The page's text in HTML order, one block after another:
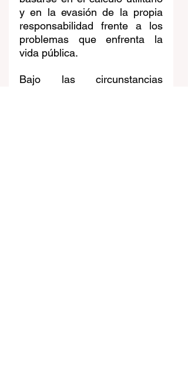
y en la evasión de la propia
responsabilidad frente a los
problemas que enfrenta la
vida pública.
Bajo las circunstancias